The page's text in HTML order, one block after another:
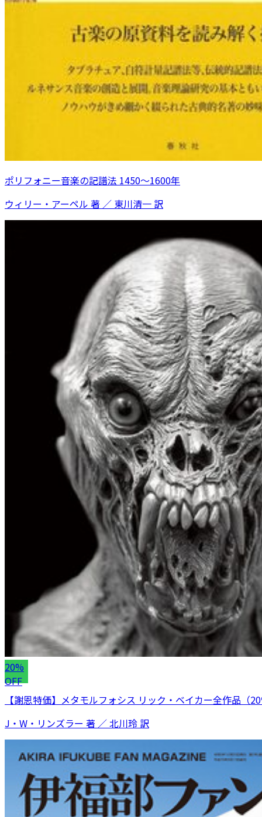
ポリフォニー音楽の記譜法 1450～1600年
ウィリー・アーペル 著 ／ 東川清一 訳
20%
OFF
【謝恩特価】メタモルフォシス リック・ベイカー全作品（
J・W・リンズラー 著 ／ 北川玲 訳